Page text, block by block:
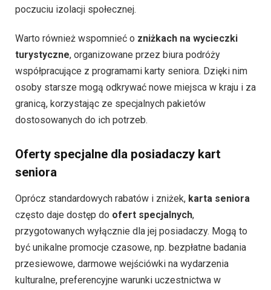
poczuciu izolacji społecznej.
Warto również wspomnieć o zniżkach na wycieczki
turystyczne, organizowane przez biura podróży
współpracujące z programami karty seniora. Dzięki nim
osoby starsze mogą odkrywać nowe miejsca w kraju i za
granicą, korzystając ze specjalnych pakietów
dostosowanych do ich potrzeb.
Oferty specjalne dla posiadaczy kart
seniora
Oprócz standardowych rabatów i zniżek, karta seniora
często daje dostęp do ofert specjalnych,
przygotowanych wyłącznie dla jej posiadaczy. Mogą to
być unikalne promocje czasowe, np. bezpłatne badania
przesiewowe, darmowe wejściówki na wydarzenia
kulturalne, preferencyjne warunki uczestnictwa w